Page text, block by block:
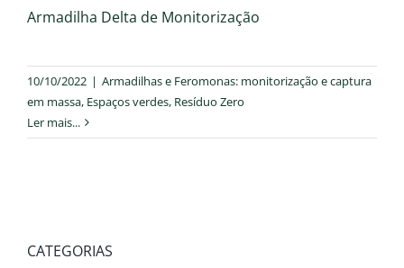
Armadilha Delta de Monitorização
10/10/2022 | Armadilhas e Feromonas: monitorização e captura
em massa, Espaços verdes, Resíduo Zero
Ler mais...
CATEGORIAS